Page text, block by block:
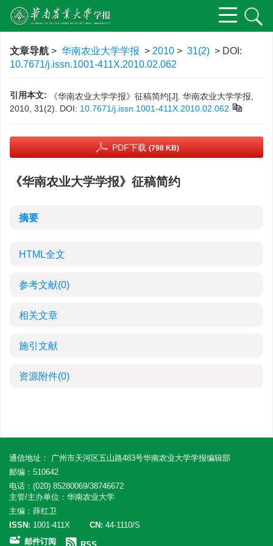
文章导航 > 华南农业大学学报 > 2010 > 31(2) > DOI:
10.7671/j.issn.1001-411X.2010.02.062
引用本文:
《华南农业大学学报》征稿简约[J]. 华南农业大学学报,
2010, 31(2). DOI: 10.7671/j.issn.1001-411X.2010.02.062
PDF下载 (798 KB)
《华南农业大学学报》征稿简约
摘要
HTML全文
参考文献(0)
相关文章
施引文献
资源附件(0)
通信地址： 广州市天河区五山路483号华南农业大学学报编辑部
邮编：510642
电话：(020) 85280069/38746672
主管/主办单位：华南农业大学
主编：薛红卫
ISSN: 1001-411X CN: 44-1110/S
邮件订阅